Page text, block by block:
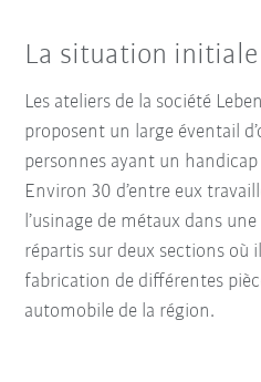
La situation initiale
Les ateliers de la société
proposent un large éventail
personnes ayant un
Environ 30 d’entre eux
l’usinage de métaux dans
répartis sur deux sections où
fabrication de différentes
automobile de la région.